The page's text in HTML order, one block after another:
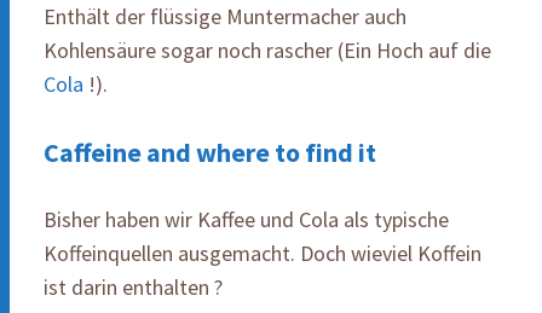
Enthält der flüssige Muntermacher auch
Kohlensäure sogar noch rascher (Ein Hoch auf die
Cola !).
Caffeine and where to find it
Bisher haben wir Kaffee und Cola als typische
Koffeinquellen ausgemacht. Doch wieviel Koffein
ist darin enthalten ?